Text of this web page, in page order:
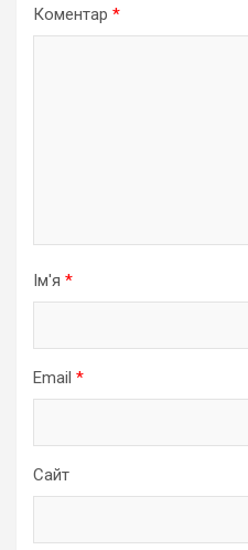
Коментар *
Ім'я *
Email *
Сайт